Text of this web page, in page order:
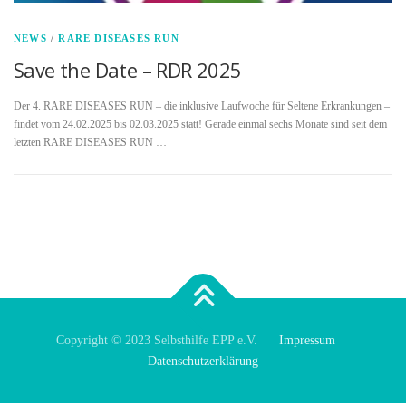
NEWS /RARE DISEASES RUN
Save the Date – RDR 2025
Der 4. RARE DISEASES RUN – die inklusive Laufwoche für Seltene Erkrankungen –
findet vom 24.02.2025 bis 02.03.2025 statt! Gerade einmal sechs Monate sind seit dem
letzten RARE DISEASES RUN …
Copyright © 2023 Selbsthilfe EPP e.V. Impressum
Datenschutzerklärung